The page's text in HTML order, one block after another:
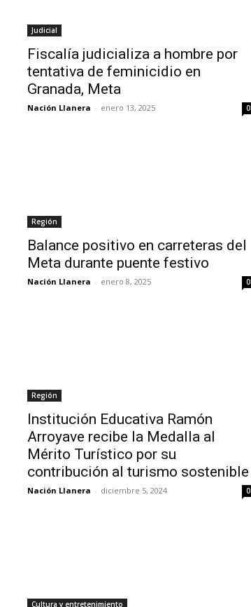
Judicial
Fiscalía judicializa a hombre por
tentativa de feminicidio en
Granada, Meta
Nación Llanera - enero 13, 2025 0
Región
Balance positivo en carreteras del
Meta durante puente festivo
Nación Llanera - enero 8, 2025 0
Región
Institución Educativa Ramón
Arroyave recibe la Medalla al
Mérito Turístico por su
contribución al turismo sostenible
Nación Llanera - diciembre 5, 2024 0
Cultura y entretenimiento